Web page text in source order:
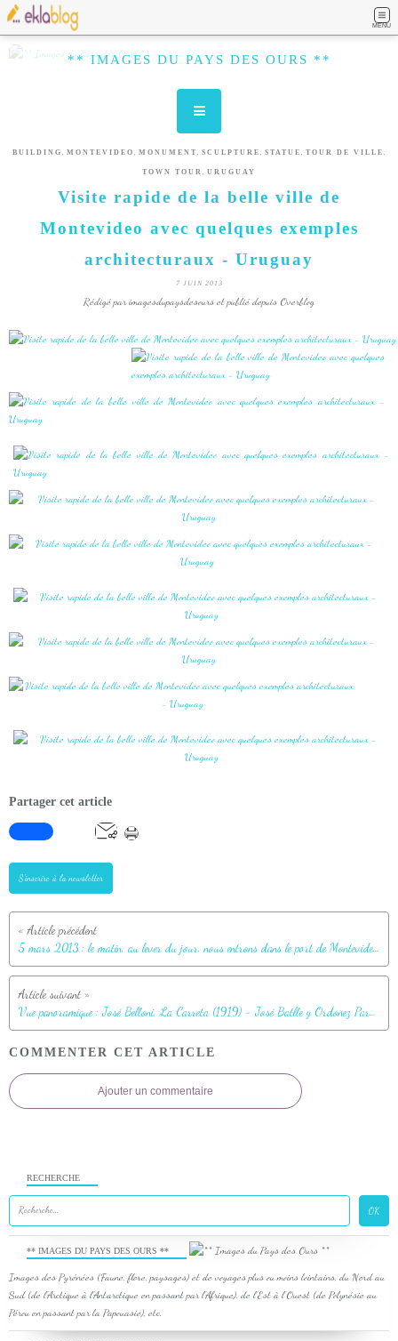
MENU
** IMAGES DU PAYS DES OURS **
BUILDING , MONTEVIDEO , MONUMENT, SCULPTURE , STATUE , TOUR DE VILLE ,
TOWN TOUR , URUGUAY
Visite rapide de la belle ville de
Montevideo avec quelques exemples
architecturaux - Uruguay
7 JUIN 2013
Rédigé par imagesdupaysdesours et publié depuis Overblog
Partager cet article
S'inscrire à la newsletter
5 mars 2013 : le matin, au lever du jour, nous entrons dans le port de Montevideo - Panorama musical 3D interactif issu de 16 photos prises au téléobjectif 500 mm - Uruguay
Vue panoramique : José Belloni, La Carreta (1919) - José Batlle y Ordoñez Park - Montevideo - Uruguay
COMMENTER CET ARTICLE
Ajouter un commentaire
RECHERCHE
** IMAGES DU PAYS DES OURS **
Images des Pyrénées (Faune, flore, paysages) et de voyages plus ou moins lointains, du Nord au
Sud (de l'Arctique à l'Antarctique en passant par l'Afrique), de l'Est à l'Ouest (de Polynésie au
Pérou en passant par la Papouasie), etc.